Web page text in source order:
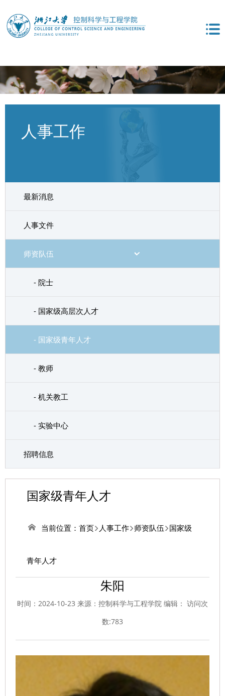
人事工作
最新消息
人事文件
师资队伍
- 院士
- 国家级高层次人才
- 国家级青年人才
- 教师
- 机关教工
- 实验中心
招聘信息
国家级青年人才
当前位置： 首页 人事工作 师资队伍 国家级
青年人才
朱阳
时间：2024-10-23 来源：控制科学与工程学院 编辑： 访问次
数:783